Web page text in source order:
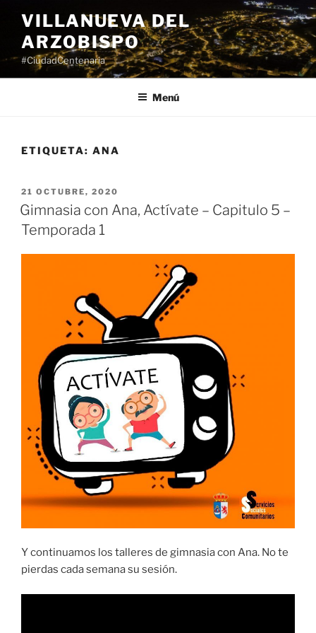
contenido
VILLANUEVA DEL
ARZOBISPO
#CiudadCentenaria
Menú
ETIQUETA: ANA
PUBLICADO
EL
21 OCTUBRE, 2020
Gimnasia con Ana, Actívate – Capitulo 5 –
Temporada 1
Y continuamos los talleres de gimnasia con Ana. No te
pierdas cada semana su sesión.